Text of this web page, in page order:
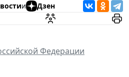
и Дзен
Федерации